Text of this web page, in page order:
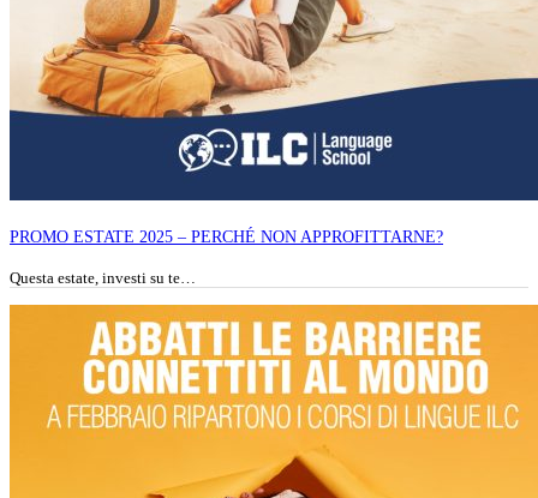
PROMO ESTATE 2025 – PERCHÉ NON APPROFITTARNE?
Questa estate, investi su te…